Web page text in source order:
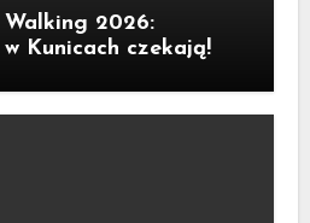
2026:
Kunicach czekają!